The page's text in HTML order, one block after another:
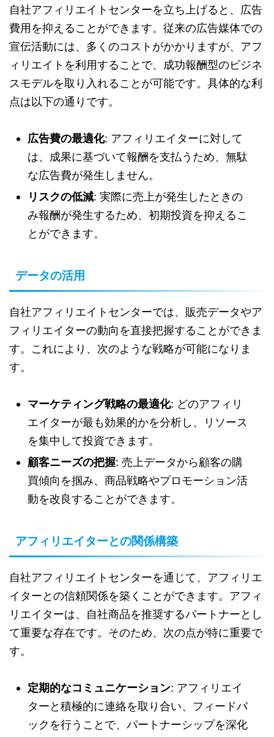
自社アフィリエイトセンターを立ち上げると、広告
費用を抑えることができます。従来の広告媒体での
宣伝活動には、多くのコストがかかりますが、アフ
ィリエイトを利用することで、成功報酬型のビジネ
スモデルを取り入れることが可能です。具体的な利
点は以下の通りです。
広告費の最適化: アフィリエイターに対して
は、成果に基づいて報酬を支払うため、無駄
な広告費が発生しません。
リスクの低減: 実際に売上が発生したときの
み報酬が発生するため、初期投資を抑えるこ
とができます。
データの活用
自社アフィリエイトセンターでは、販売データやア
フィリエイターの動向を直接把握することができま
す。これにより、次のような戦略が可能になりま
す。
マーケティング戦略の最適化: どのアフィリ
エイターが最も効果的かを分析し、リソース
を集中して投資できます。
顧客ニーズの把握: 売上データから顧客の購
買傾向を掴み、商品戦略やプロモーション活
動を改良することができます。
アフィリエイターとの関係構築
自社アフィリエイトセンターを通じて、アフィリエ
イターとの信頼関係を築くことができます。アフィ
リエイターは、自社商品を推奨するパートナーとし
て重要な存在です。そのため、次の点が特に重要で
す。
定期的なコミュニケーション: アフィリエイ
ターと積極的に連絡を取り合い、フィードバ
ックを行うことで、パートナーシップを深化